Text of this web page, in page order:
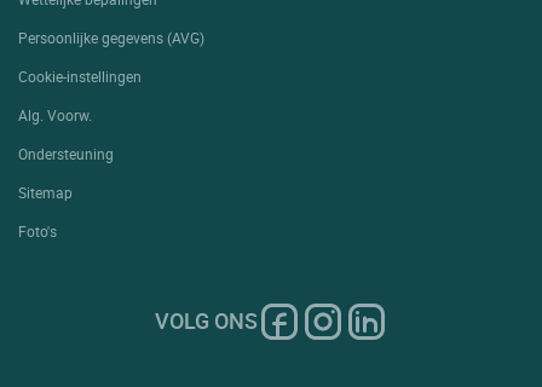
Persoonlijke gegevens (AVG)
Cookie-instellingen
Alg. Voorw.
Ondersteuning
Sitemap
Foto's
VOLG ONS